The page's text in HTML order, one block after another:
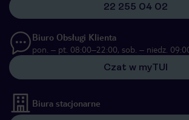
22 255 04 02
Biuro Obsługi Klienta
pon. – pt. 08:00–22:00, sob. – niedz.
Czat w myTUI
Biura stacjonarne